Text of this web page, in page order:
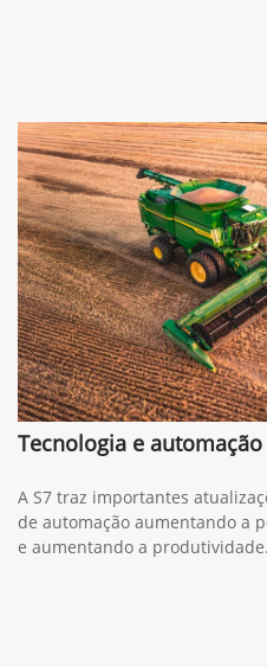
Tecnologia e automação
A S7 traz importantes
de automação aumentando a
e aumentando a produtividade.